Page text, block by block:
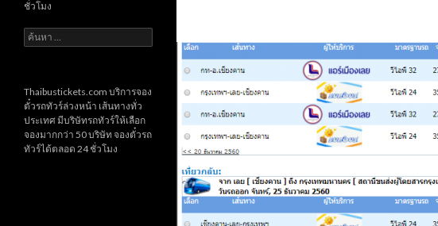
ชั่วโมง
ค้นหา
สำหรับ:
Thaibustickets.com บริการจอง
ตั๋วรถทัวร์ล่วงหน้า เส้นทางทั่ว
ประเทศ มีบริษัทรถทัวร์ให้เลือก
จองมากกว่า 50 บริษัท จองตั๋วรถ
ทัวร์ได้ตลอด 24 ชั่วโมง